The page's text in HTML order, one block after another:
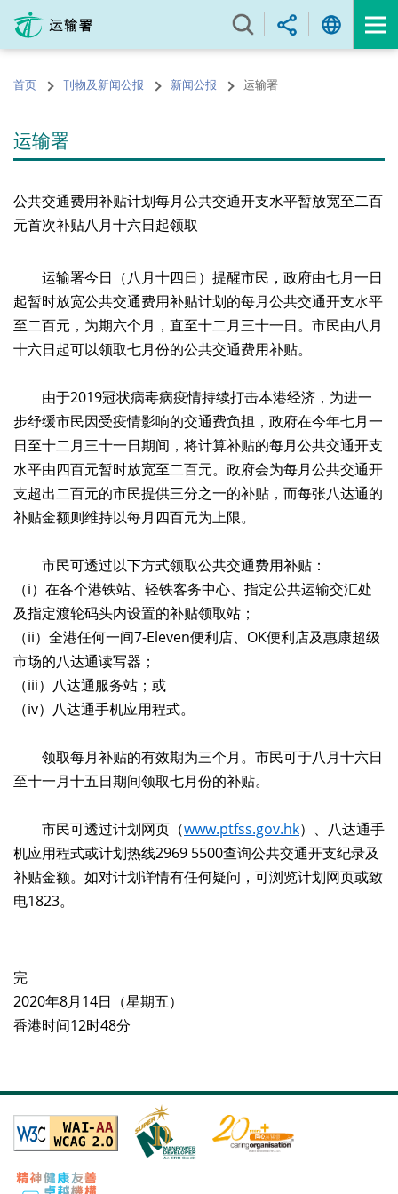
内
的首页 刊物及新闻公报 新闻公报 运输署
运输署
公共交通费用补贴计划每月公共交通开支水平暂放宽至二百
元首次补贴八月十六日起领取
运输署今日（八月十四日）提醒市民，政府由七月一日
起暂时放宽公共交通费用补贴计划的每月公共交通开支水平
至二百元，为期六个月，直至十二月三十一日。市民由八月
十六日起可以领取七月份的公共交通费用补贴。
由于2019冠状病毒病疫情持续打击本港经济，为进一
步纾缓市民因受疫情影响的交通费负担，政府在今年七月一
日至十二月三十一日期间，将计算补贴的每月公共交通开支
水平由四百元暂时放宽至二百元。政府会为每月公共交通开
支超出二百元的市民提供三分之一的补贴，而每张八达通的
补贴金额则维持以每月四百元为上限。
市民可透过以下方式领取公共交通费用补贴：
（i）在各个港铁站、轻铁客务中心、指定公共运输交汇处
及指定渡轮码头内设置的补贴领取站；
（ii）全港任何一间7-Eleven便利店、OK便利店及惠康超级
市场的八达通读写器；
（iii）八达通服务站；或
（iv）八达通手机应用程式。
领取每月补贴的有效期为三个月。市民可于八月十六日
至十一月十五日期间领取七月份的补贴。
市民可透过计划网页（www.ptfss.gov.hk）、八达通手
机应用程式或计划热线2969 5500查询公共交通开支纪录及
补贴金额。如对计划详情有任何疑问，可浏览计划网页或致
电1823。
完
2020年8月14日（星期五）
香港时间12时48分